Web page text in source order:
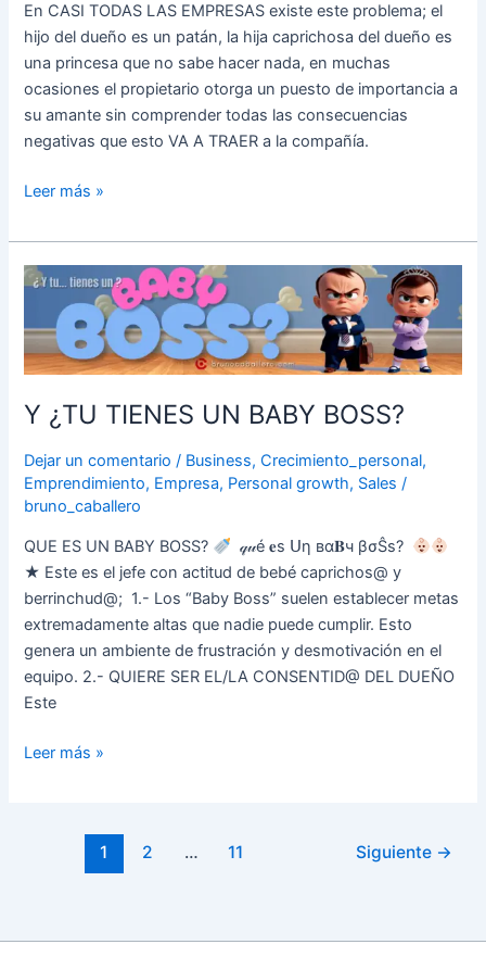
En CASI TODAS LAS EMPRESAS existe este problema; el
hijo del dueño es un patán, la hija caprichosa del dueño es
una princesa que no sabe hacer nada, en muchas
ocasiones el propietario otorga un puesto de importancia a
su amante sin comprender todas las consecuencias
negativas que esto VA A TRAER a la compañía.
es
un
a
Baby
Boss?
Leer más »
Y ¿TU TIENES UN BABY BOSS?
Dejar un comentario / Business,Crecimiento_personal,
Emprendimiento, Empresa, Personal growth, Sales /
bruno_caballero
QUE ES UN BABY BOSS?
𝓆𝓊é 𝐞s ᑌη вα𝐁ч βσŜѕ?
★ Este es el jefe con actitud de bebé caprichos@ y
berrinchud@; 1.- Los “Baby Boss” suelen establecer metas
extremadamente altas que nadie puede cumplir. Esto
genera un ambiente de frustración y desmotivación en el
equipo. 2.- QUIERE SER EL/LA CONSENTID@ DEL DUEÑO
Este
Y
TIENES
UN
BOSS?
Leer más »
1 2 … 11 Siguiente →